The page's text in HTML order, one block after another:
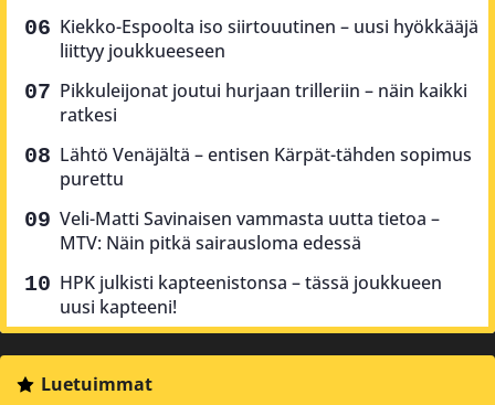
Kiekko-Espoolta iso siirtouutinen – uusi hyökkääjä
liittyy joukkueeseen
Pikkuleijonat joutui hurjaan trilleriin – näin kaikki
ratkesi
Lähtö Venäjältä – entisen Kärpät-tähden sopimus
purettu
Veli-Matti Savinaisen vammasta uutta tietoa –
MTV: Näin pitkä sairausloma edessä
HPK julkisti kapteenistonsa – tässä joukkueen
uusi kapteeni!
Luetuimmat